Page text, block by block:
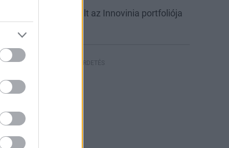
csarnokkal bővült az Innovinia portfoliója
HIRDETÉS